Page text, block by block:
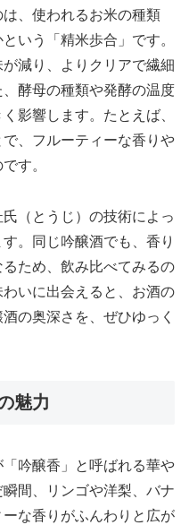
、使われるお米の種類
いう「精米歩合」です。
減り、よりクリアで繊細
酵母の種類や発酵の温度
影響します。たとえば、
、フルーティーな香りや
す。
（とうじ）の技術によっ
。同じ吟醸酒でも、香り
ため、飲み比べてみるの
いに出会えると、お酒の
の奥深さを、ぜひゆっく
魅力
吟醸香」と呼ばれる華や
間、リンゴや洋梨、バナ
な香りがふんわりと広が